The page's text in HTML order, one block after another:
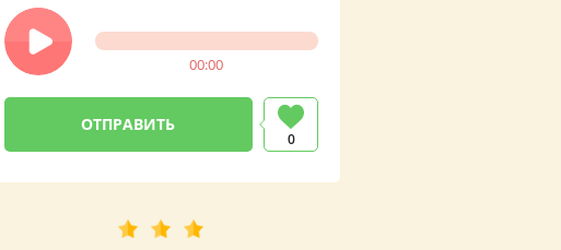
поздравлением на День
рождения
00:00
0